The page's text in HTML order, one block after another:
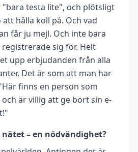
testa lite", och plötsligt
hålla koll på. Och vad
får ju mejl. Och inte bara
sig för. Helt
upp erbjudanden från alla
Det är som att man har
finns en person som
är villig att ge bort sin e-
nätet – en nödvändighet?